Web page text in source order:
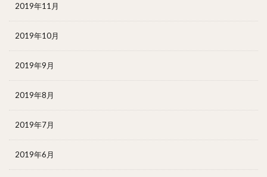
2019年11月
2019年10月
2019年9月
2019年8月
2019年7月
2019年6月